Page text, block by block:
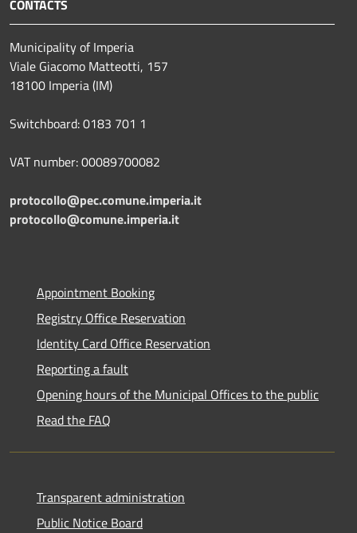
CONTACTS
Municipality of Imperia
Viale Giacomo Matteotti, 157
18100 Imperia (IM)
Switchboard: 0183 701 1
VAT number: 00089700082
protocollo@pec.comune.imperia.it
protocollo@comune.imperia.it
Appointment Booking
Registry Office Reservation
Identity Card Office Reservation
Reporting a fault
Opening hours of the Municipal Offices to the public
Read the FAQ
Transparent administration
Public Notice Board